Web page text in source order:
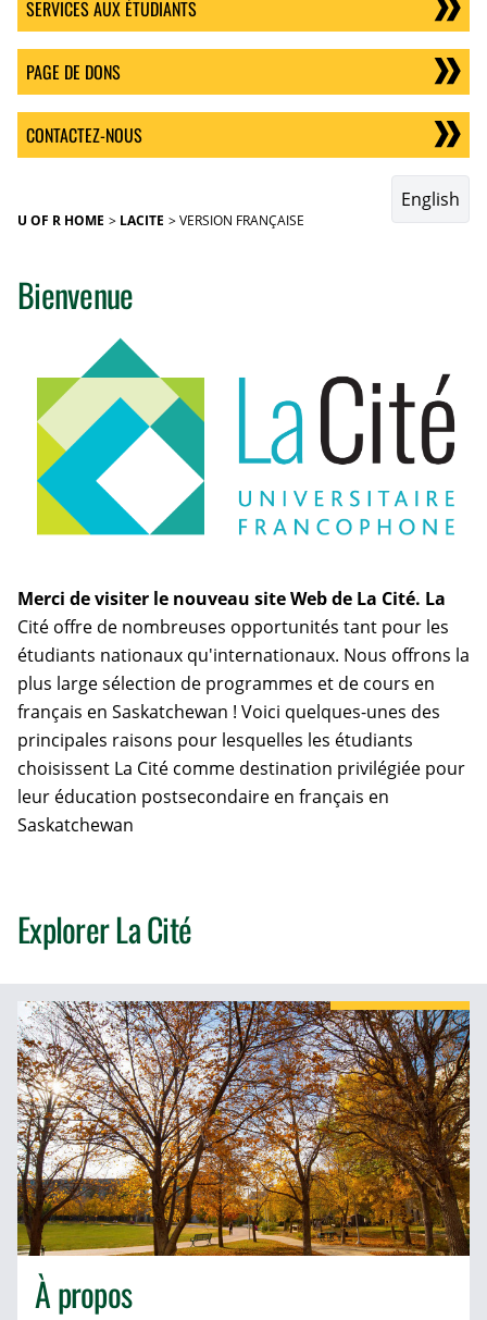
SERVICES AUX ÉTUDIANTS
PAGE DE DONS
CONTACTEZ-NOUS
English
U OF R HOME LACITE VERSION FRANÇAISE
Bienvenue
Merci de visiter le nouveau site Web de La Cité. La
Cité offre de nombreuses opportunités tant pour les
étudiants nationaux qu'internationaux. Nous offrons la
plus large sélection de programmes et de cours en
français en Saskatchewan ! Voici quelques-unes des
principales raisons pour lesquelles les étudiants
choisissent La Cité comme destination privilégiée pour
leur éducation postsecondaire en français en
Saskatchewan
Explorer La Cité
À propos